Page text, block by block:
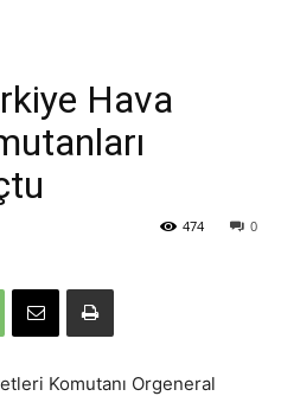
Hava
0
474
Komutanı Orgeneral